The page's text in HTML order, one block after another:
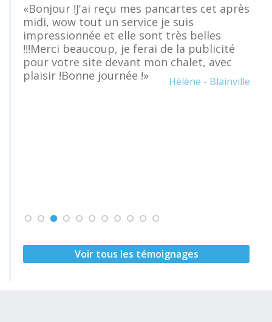
«Bonjour !J'ai reçu mes pancartes cet après
midi, wow tout un service je suis
impressionnée et elle sont très belles
!!!Merci beaucoup, je ferai de la publicité
pour votre site devant mon chalet, avec
plaisir !Bonne journée !»
Hélène - Blainville
Voir tous les témoignages